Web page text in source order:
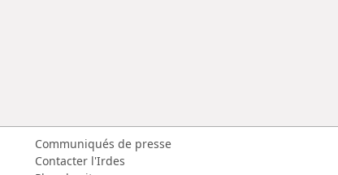
Communiqués de presse
Contacter l'Irdes